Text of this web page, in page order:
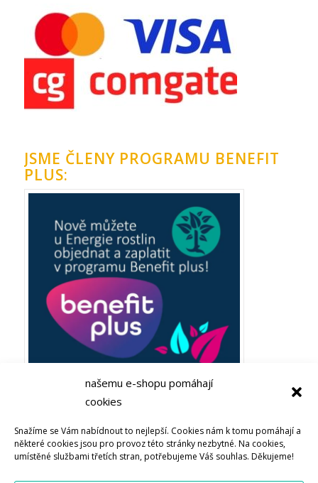
našemu e-shopu pomáhají
cookies
Snažíme se Vám nabídnout to nejlepší. Cookies nám k tomu pomáhají a
některé cookies jsou pro provoz této stránky nezbytné. Na cookies,
umístěné službami třetích stran, potřebujeme Váš souhlas. Děkujeme!
JSME ČLENY PROGRAMU BENEFIT
PLUS:
Bachovy esence nebo soli života u Energie rostlin